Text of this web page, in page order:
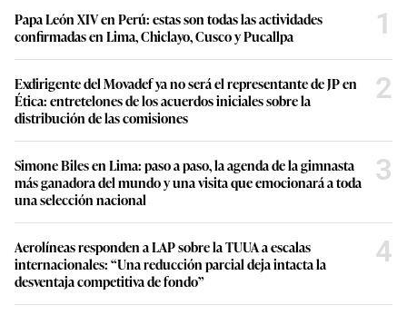
Papa León XIV en Perú: estas son todas las actividades
confirmadas en Lima, Chiclayo, Cusco y Pucallpa
1
Exdirigente del Movadef ya no será el representante de JP en
Ética: entretelones de los acuerdos iniciales sobre la
distribución de las comisiones
2
Simone Biles en Lima: paso a paso, la agenda de la gimnasta
más ganadora del mundo y una visita que emocionará a toda
una selección nacional
3
Aerolíneas responden a LAP sobre la TUUA a escalas
internacionales: “Una reducción parcial deja intacta la
desventaja competitiva de fondo”
4